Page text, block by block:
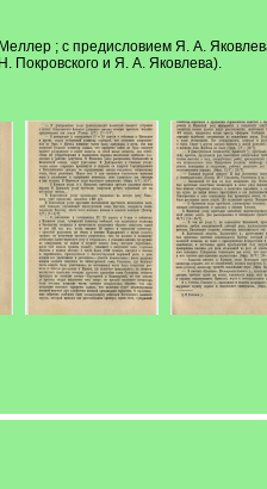
; с предисловием Я. А.
Покровского и Я. А. Яковлева).